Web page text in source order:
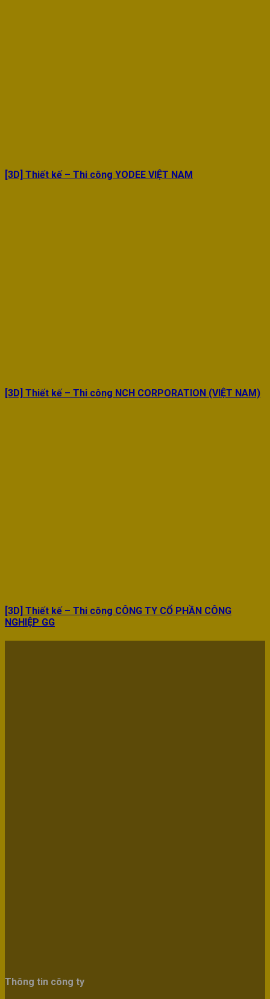
[3D] Thiết kế – Thi công YODEE VIỆT NAM
[3D] Thiết kế – Thi công NCH CORPORATION (VIỆT NAM)
[3D] Thiết kế – Thi công CÔNG TY CỔ PHẦN CÔNG
NGHIỆP GG
Thông tin công ty